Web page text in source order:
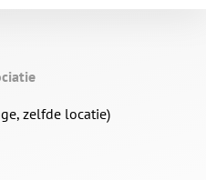
zelfde locatie)